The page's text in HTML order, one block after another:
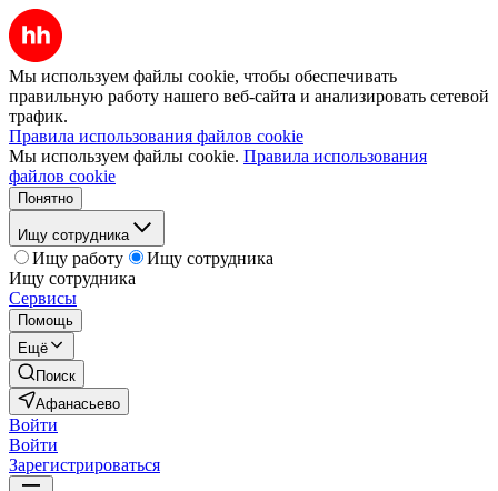
Мы используем файлы cookie, чтобы обеспечивать
правильную работу нашего веб-сайта и анализировать сетевой
трафик.
Правила использования файлов cookie
Мы используем файлы cookie. Правила использования
файлов cookie
Понятно
Ищу сотрудника
Ищу работу
Ищу сотрудника
Ищу сотрудника
Сервисы
Помощь
Ещё
Поиск
Афанасьево
Войти
Войти
Зарегистрироваться